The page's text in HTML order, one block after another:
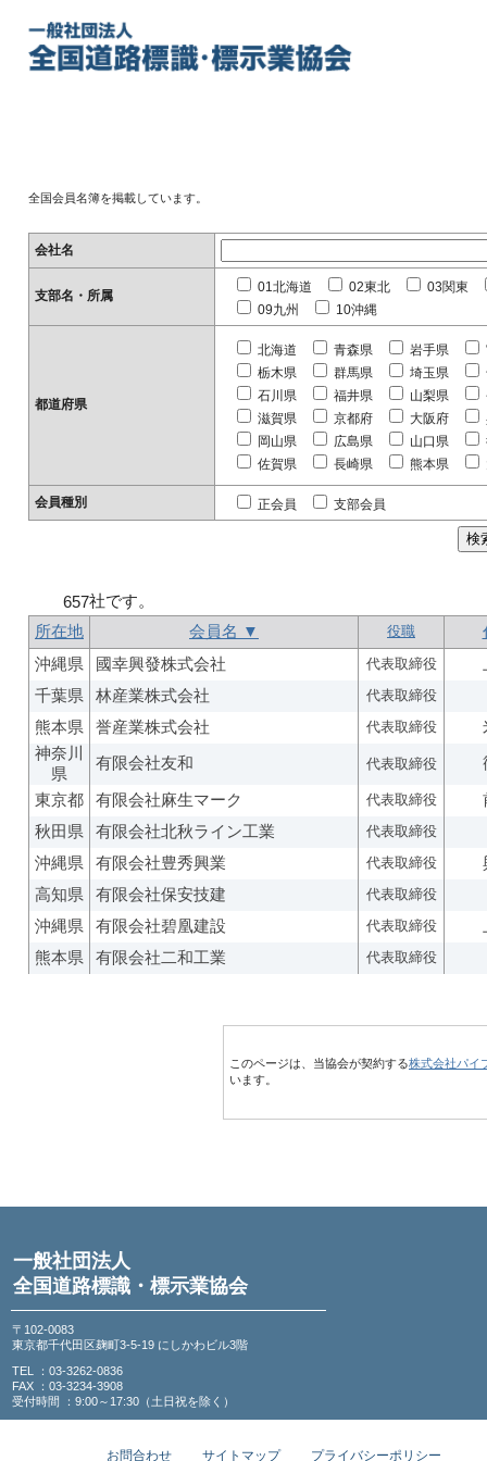
全国会員名簿を掲載しています。
会社名
支部名・所属
01北海道 02東北
03関東
09九州
10沖縄
都道府県
北海道 青森県 岩手県
栃木県
群馬県 埼玉県
石川県
福井県 山梨県
滋賀県
京都府 大阪府
岡山県
広島県 山口県
佐賀県
長崎県 熊本県
会員種別 正会員 支部会員
657社です。
所在地
会員名 ▼ 役職
沖縄県
國幸興發株式会社 代表取締役
千葉県
林産業株式会社 代表取締役
熊本県 誉産業株式会社 代表取締役
神奈川
県
有限会社友和 代表取締役
東京都 有限会社麻生マーク 代表取締役
秋田県
有限会社北秋ライン工業 代表取締役
沖縄県 有限会社豊秀興業 代表取締役
高知県
有限会社保安技建 代表取締役
沖縄県 有限会社碧凰建設 代表取締役
熊本県
有限会社二和工業 代表取締役
このページは、当協会が契約する株式会社パイ
います。
一般社団法人
全国道路標識・標示業協会
〒102-0083
東京都千代田区麹町3-5-19 にしかわビル3階
TEL ：03-3262-0836
FAX ：03-3234-3908
受付時間 ：9:00～17:30（土日祝を除く）
お問合わせ サイトマップ プライバシーポリシー